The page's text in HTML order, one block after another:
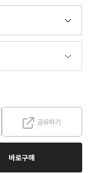
공유하기
바로구매